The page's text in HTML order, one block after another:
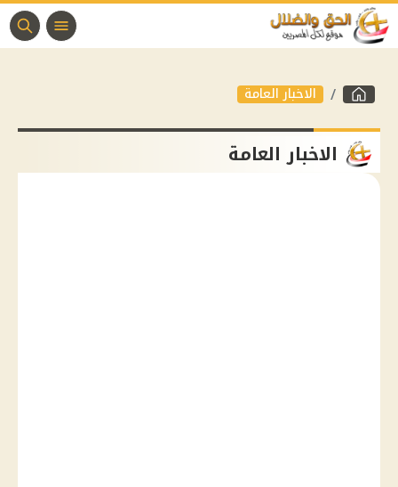
الاخبار العامة
الاخبار العامة